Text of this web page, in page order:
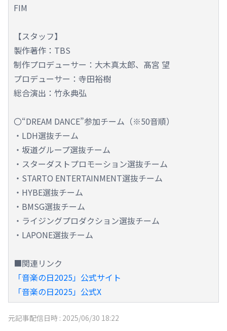
FIM
【スタッフ】
製作著作：TBS
制作プロデューサー：大木真太郎、髙宮 望
プロデューサー：寺田裕樹
総合演出：竹永典弘
〇“DREAM DANCE”参加チーム（※50音順）
・LDH選抜チーム
・坂道グループ選抜チーム
・スターダストプロモーション選抜チーム
・STARTO ENTERTAINMENT選抜チーム
・HYBE選抜チーム
・BMSG選抜チーム
・ライジングプロダクション選抜チーム
・LAPONE選抜チーム
■関連リンク
「音楽の日2025」公式サイト
「音楽の日2025」公式X
元記事配信日時 : 2025/06/30 18:22